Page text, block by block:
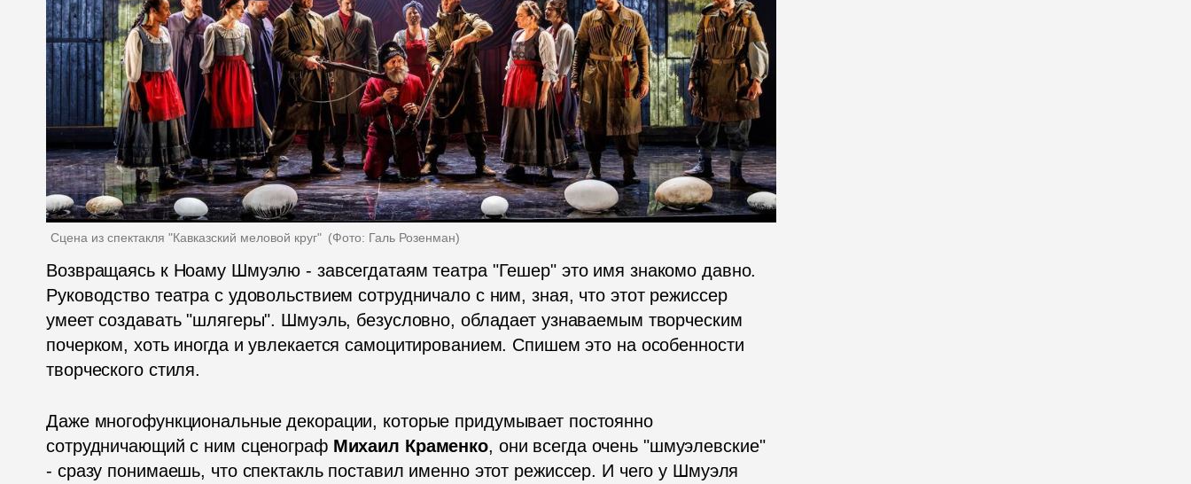
Сцена из спектакля "Кавказский меловой круг" (Фото: Галь Розенман)
Возвращаясь к Ноаму Шмуэлю - завсегдатаям театра "Гешер" это имя знакомо давно.
Руководство театра с удовольствием сотрудничало с ним, зная, что этот режиссер
умеет создавать "шлягеры". Шмуэль, безусловно, обладает узнаваемым творческим
почерком, хоть иногда и увлекается самоцитированием. Спишем это на особенности
творческого стиля.
Даже многофункциональные декорации, которые придумывает постоянно
сотрудничающий с ним сценограф Михаил Краменко, они всегда очень "шмуэлевские"
- сразу понимаешь, что спектакль поставил именно этот режиссер. И чего у Шмуэля